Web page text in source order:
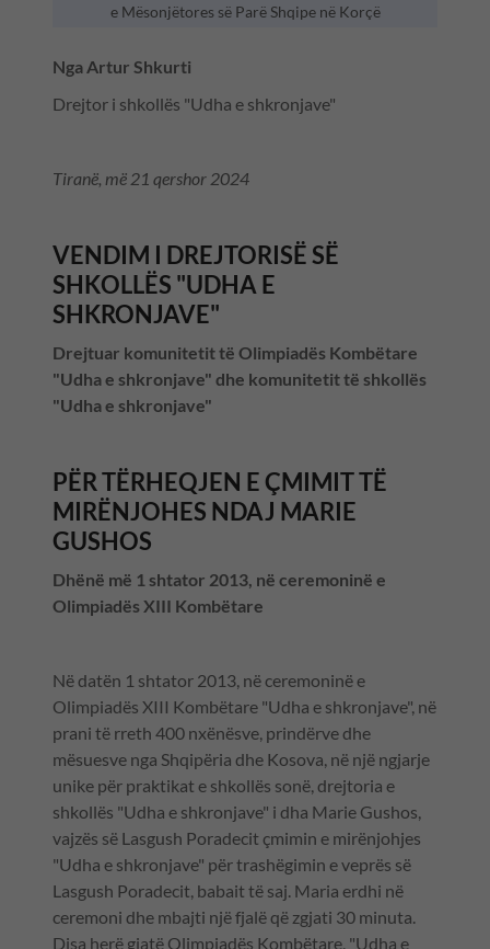
e Mësonjëtores së Parë Shqipe në Korçë
Nga Artur Shkurti
Drejtor i shkollës "Udha e shkronjave"
Tiranë, më 21 qershor 2024
VENDIM I DREJTORISË SË
SHKOLLËS "UDHA E
SHKRONJAVE"
Drejtuar komunitetit të Olimpiadës Kombëtare
"Udha e shkronjave" dhe komunitetit të shkollës
"Udha e shkronjave"
PËR TËRHEQJEN E ÇMIMIT TË
MIRËNJOHES NDAJ MARIE
GUSHOS
Dhënë më 1 shtator 2013, në ceremoninë e
Olimpiadës XIII Kombëtare
Në datën 1 shtator 2013, në ceremoninë e
Olimpiadës XIII Kombëtare "Udha e shkronjave", në
prani të rreth 400 nxënësve, prindërve dhe
mësuesve nga Shqipëria dhe Kosova, në një ngjarje
unike për praktikat e shkollës sonë, drejtoria e
shkollës "Udha e shkronjave" i dha Marie Gushos,
vajzës së Lasgush Poradecit çmimin e mirënjohjes
"Udha e shkronjave" për trashëgimin e veprës së
Lasgush Poradecit, babait të saj. Maria erdhi në
ceremoni dhe mbajti një fjalë që zgjati 30 minuta.
Disa herë gjatë Olimpiadës Kombëtare, "Udha e